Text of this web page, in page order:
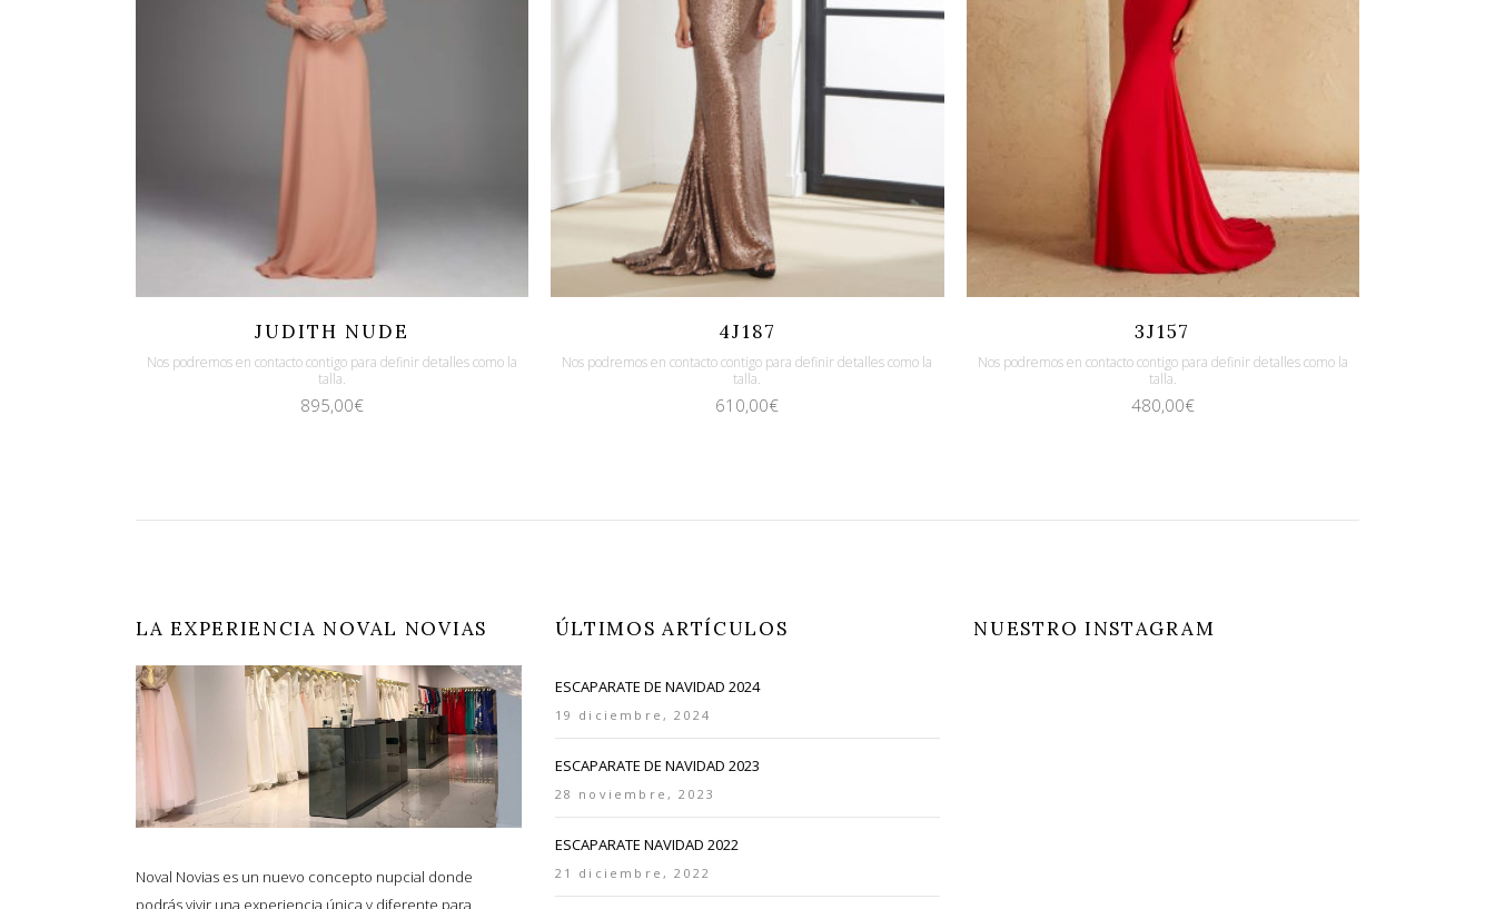
JUDITH NUDE
Nos podremos en contacto contigo para definir detalles como la
talla.
895,00€
4J187
Nos podremos en contacto contigo para definir detalles como la
talla.
610,00€
3J157
Nos podremos en contacto contigo para definir detalles como la
talla.
480,00€
LA EXPERIENCIA NOVAL NOVIAS
Noval Novias es un nuevo concepto nupcial donde
podrás vivir una experiencia única y diferente para
ÚLTIMOS ARTÍCULOS
ESCAPARATE DE NAVIDAD 2024
19 diciembre, 2024
ESCAPARATE DE NAVIDAD 2023
28 noviembre, 2023
ESCAPARATE NAVIDAD 2022
21 diciembre, 2022
NUESTRO INSTAGRAM